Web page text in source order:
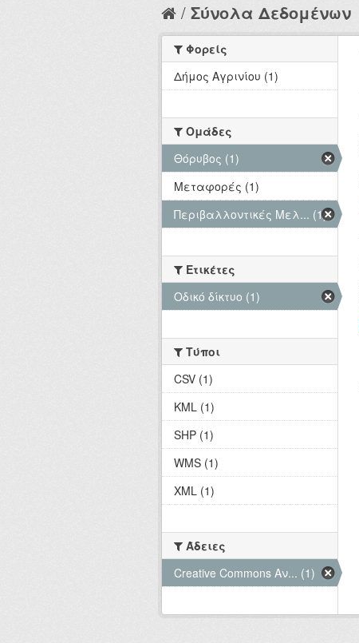
Σύνολα Δεδομένων
Φορείς
Δήμος Αγρινίου (1)
Ομάδες
Θόρυβος (1)
Μεταφορές (1)
Περιβαλλοντικές Μελ... (1)
Ετικέτες
Οδικό δίκτυο (1)
Τύποι
CSV (1)
KML (1)
SHP (1)
WMS (1)
XML (1)
Άδειες
Creative Commons Αν... (1)